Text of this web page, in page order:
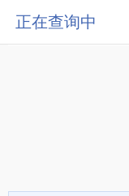
正在查询中